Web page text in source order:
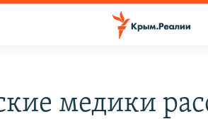
медики